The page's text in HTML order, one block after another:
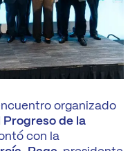
organizado
Progreso de la
con la